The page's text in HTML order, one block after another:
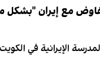
مع إيران "بشكل
الإيرانية في